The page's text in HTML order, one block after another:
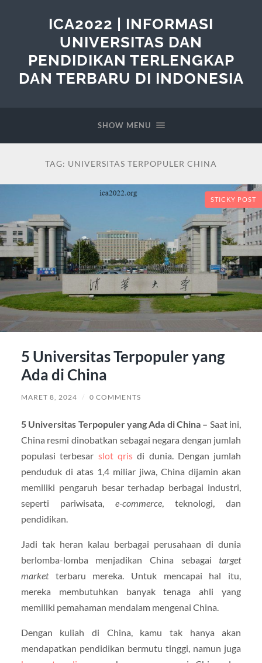
ICA2022 | INFORMASI
UNIVERSITAS DAN
PENDIDIKAN TERLENGKAP
DAN TERBARU DI INDONESIA
SHOW MENU
TAG: UNIVERSITAS TERPOPULER CHINA
STICKY POST
5 Universitas Terpopuler yang
Ada di China
MARET 8, 2024 / 0 COMMENTS
5 Universitas Terpopuler yang Ada di China – Saat ini,
China resmi dinobatkan sebagai negara dengan jumlah
populasi terbesar slot qrisdi dunia. Dengan jumlah
penduduk di atas 1,4 miliar jiwa, China dijamin akan
memiliki pengaruh besar terhadap berbagai industri,
seperti pariwisata, e-commerce , teknologi, dan
pendidikan.
Jadi tak heran kalau berbagai perusahaan di dunia
berlomba-lomba menjadikan China sebagaitarget
market terbaru mereka. Untuk mencapai hal itu,
mereka membutuhkan banyak tenaga ahli yang
memiliki pemahaman mendalam mengenai China.
Dengan kuliah di China, kamu tak hanya akan
mendapatkan pendidikan bermutu tinggi, namun juga